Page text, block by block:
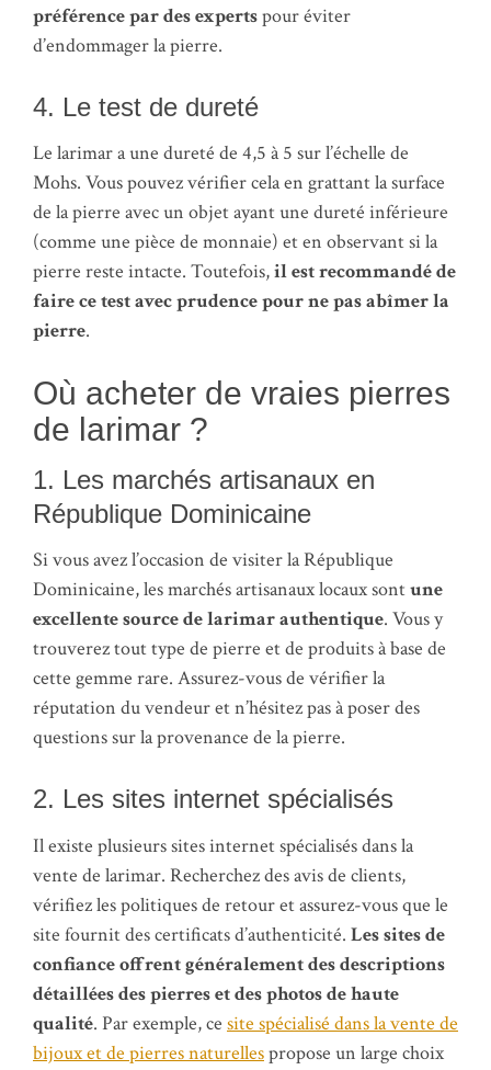
préférence par des expertspour éviter
d’endommager la pierre.
4. Le test de dureté
Le larimar a une dureté de 4,5 à 5 sur l’échelle de
Mohs. Vous pouvez vérifier cela en grattant la surface
de la pierre avec un objet ayant une dureté inférieure
(comme une pièce de monnaie) et en observant si la
pierre reste intacte. Toutefois,il est recommandé de
faire ce test avec prudence pour ne pas abîmer la
pierre.
Où acheter de vraies pierres
de larimar ?
1. Les marchés artisanaux en
République Dominicaine
Si vous avez l’occasion de visiter la République
Dominicaine, les marchés artisanaux locaux sontune
excellente source de larimar authentique. Vous y
trouverez tout type de pierre et de produits à base de
cette gemme rare. Assurez-vous de vérifier la
réputation du vendeur et n’hésitez pas à poser des
questions sur la provenance de la pierre.
2. Les sites internet spécialisés
Il existe plusieurs sites internet spécialisés dans la
vente de larimar. Recherchez des avis de clients,
vérifiez les politiques de retour et assurez-vous que le
site fournit des certificats d’authenticité. Les sites de
confiance offrent généralement des descriptions
détaillées des pierres et des photos de haute
qualité. Par exemple, ce site spécialisé dans la vente de
bijoux et de pierres naturellespropose un large choix